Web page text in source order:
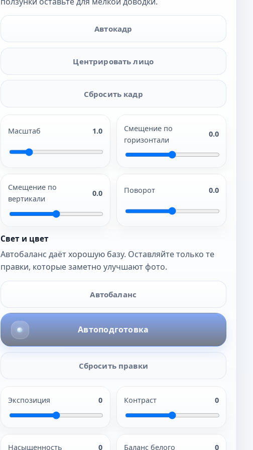
Автокадр
Центрировать лицо
Сбросить кадр
Масштаб 1.0
Смещение по
горизонтали
0.0
Смещение по
вертикали
0.0 Поворот 0.0
Свет и цвет
Автобаланс даёт хорошую базу. Оставляйте только те
правки, которые заметно улучшают фото.
Автобаланс
Автоподготовка
Сбросить правки
Экспозиция 0 Контраст 0
Насыщенность 0 Баланс белого 0